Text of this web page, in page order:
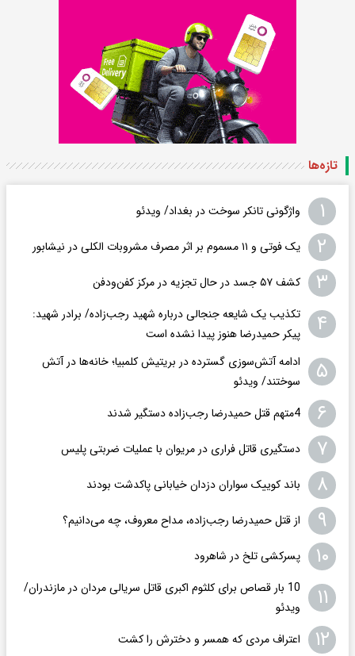
تازه‌ها
۱ واژگونی تانکر سوخت در بغداد/ ویدئو
۲ یک فوتی و ۱۱ مسموم بر اثر مصرف مشروبات الکلی در نیشابور
۳ کشف ۵۷ جسد در حال تجزیه در مرکز کفن‌ودفن
۴
تکذیب یک شایعه جنجالی درباره شهید رجب‌زاده/ برادر شهید:
پیکر حمیدرضا هنوز پیدا نشده است
۵
ادامه آتش‌سوزی گسترده در بریتیش کلمبیا؛ خانه‌ها در آتش
سوختند/ ویدئو
۶ 4متهم قتل حمیدرضا رجب‌زاده دستگیر شدند
۷ دستگیری قاتل فراری در مریوان با عملیات ضربتی پلیس
۸ باند کوییک سواران دزدان خیابانی پاکدشت بودند
۹ از قتل حمیدرضا رجب‌زاده، مداح معروف، چه می‌دانیم؟
۱۰ پسرکشی تلخ در شاهرود
۱۱
10 بار قصاص برای کلثوم اکبری قاتل سریالی مردان در مازندران/
ویدئو
۱۲ اعتراف مردی که همسر و دخترش را کشت